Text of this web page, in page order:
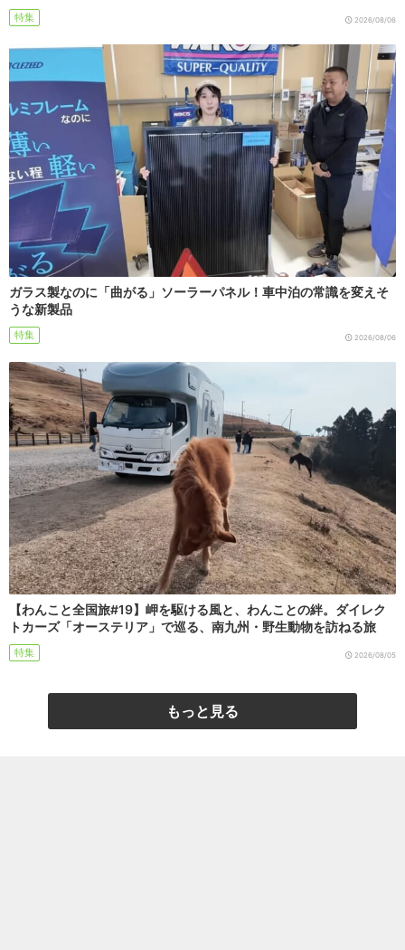
特集 2026/08/06
ガラス製なのに「曲がる」ソーラーパネル！車中泊の常識を変えそ
うな新製品
特集 2026/08/06
【わんこと全国旅#19】岬を駆ける風と、わんことの絆。ダイレク
トカーズ「オーステリア」で巡る、南九州・野生動物を訪ねる旅
特集 2026/08/05
もっと見る